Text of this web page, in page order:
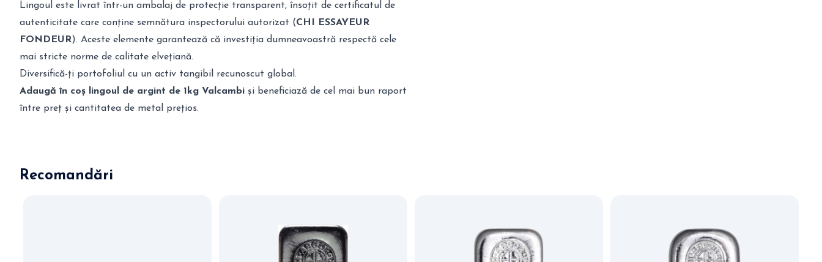
Lingoul este livrat într-un ambalaj de protecție transparent, însoțit de certificatul de
autenticitate care conține semnătura inspectorului autorizat (CHI ESSAYEUR
FONDEUR). Aceste elemente garantează că investiția dumneavoastră respectă cele
mai stricte norme de calitate elvețiană.
Diversifică-ți portofoliul cu un activ tangibil recunoscut global.
Adaugă în coș lingoul de argint de 1kg Valcambi și beneficiază de cel mai bun raport
între preț și cantitatea de metal prețios.
Recomandări